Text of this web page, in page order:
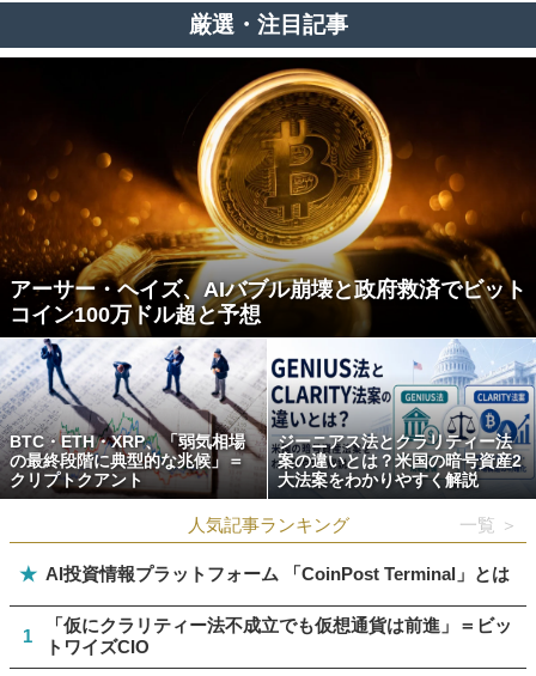
厳選・注目記事
アーサー・ヘイズ、AIバブル崩壊と政府救済でビット
コイン100万ドル超と予想
BTC・ETH・XRP、「弱気相場
の最終段階に典型的な兆候」＝
クリプトクアント
ジーニアス法とクラリティー法
案の違いとは？米国の暗号資産2
大法案をわかりやすく解説
人気記事ランキング 一覧 ＞
★ AI投資情報プラットフォーム 「CoinPost Terminal」とは
1
「仮にクラリティー法不成立でも仮想通貨は前進」＝ビッ
トワイズCIO